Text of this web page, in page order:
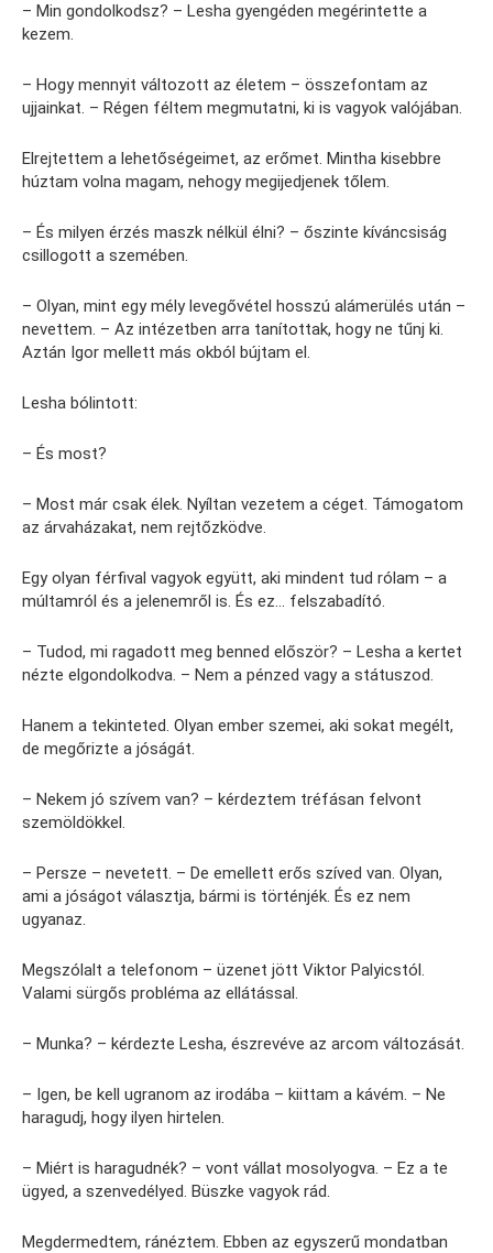
– Min gondolkodsz? – Lesha gyengéden megérintette a
kezem.
– Hogy mennyit változott az életem – összefontam az
ujjainkat. – Régen féltem megmutatni, ki is vagyok valójában.
Elrejtettem a lehetőségeimet, az erőmet. Mintha kisebbre
húztam volna magam, nehogy megijedjenek tőlem.
– És milyen érzés maszk nélkül élni? – őszinte kíváncsiság
csillogott a szemében.
– Olyan, mint egy mély levegővétel hosszú alámerülés után –
nevettem. – Az intézetben arra tanítottak, hogy ne tűnj ki.
Aztán Igor mellett más okból bújtam el.
Lesha bólintott:
– És most?
– Most már csak élek. Nyíltan vezetem a céget. Támogatom
az árvaházakat, nem rejtőzködve.
Egy olyan férfival vagyok együtt, aki mindent tud rólam – a
múltamról és a jelenemről is. És ez… felszabadító.
– Tudod, mi ragadott meg benned először? – Lesha a kertet
nézte elgondolkodva. – Nem a pénzed vagy a státuszod.
Hanem a tekinteted. Olyan ember szemei, aki sokat megélt,
de megőrizte a jóságát.
– Nekem jó szívem van? – kérdeztem tréfásan felvont
szemöldökkel.
– Persze – nevetett. – De emellett erős szíved van. Olyan,
ami a jóságot választja, bármi is történjék. És ez nem
ugyanaz.
Megszólalt a telefonom – üzenet jött Viktor Palyicstól.
Valami sürgős probléma az ellátással.
– Munka? – kérdezte Lesha, észrevéve az arcom változását.
– Igen, be kell ugranom az irodába – kiittam a kávém. – Ne
haragudj, hogy ilyen hirtelen.
– Miért is haragudnék? – vont vállat mosolyogva. – Ez a te
ügyed, a szenvedélyed. Büszke vagyok rád.
Megdermedtem, ránéztem. Ebben az egyszerű mondatban